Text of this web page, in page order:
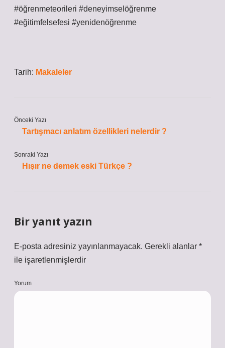
#öğrenmeteorileri #deneyimselöğrenme
#eğitimfelsefesi #yenidenöğrenme
Tarih: Makaleler
Önceki Yazı
Tartışmacı anlatım özellikleri nelerdir ?
Sonraki Yazı
Hışır ne demek eski Türkçe ?
Bir yanıt yazın
E-posta adresiniz yayınlanmayacak. Gerekli alanlar *
ile işaretlenmişlerdir
Yorum